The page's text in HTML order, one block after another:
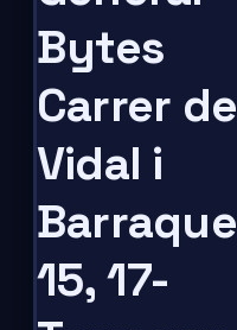
Bytes
Carrer de
Vidal i
15, 17-